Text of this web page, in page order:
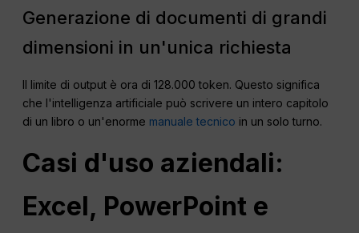
Generazione di documenti di grandi
dimensioni in un'unica richiesta
Il limite di output è ora di 128.000 token. Questo significa
che l'intelligenza artificiale può scrivere un intero capitolo
di un libro o un'enorme manuale tecnico in un solo turno.
Casi d'uso aziendali:
Excel, PowerPoint e